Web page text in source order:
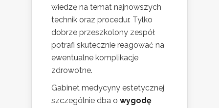
wiedzę na temat najnowszych
technik oraz procedur. Tylko
dobrze przeszkolony zespół
potrafi skutecznie reagować na
ewentualne komplikacje
zdrowotne.
Gabinet medycyny estetycznej
szczególnie dba o wygodę